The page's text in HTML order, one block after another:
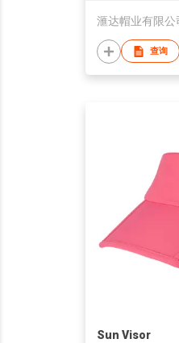
滙达帽业有限公
查询
Sun Visor